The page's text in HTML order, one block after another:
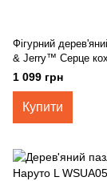
Фігурний
& Jerry™ Серце
1 099 грн
Купити